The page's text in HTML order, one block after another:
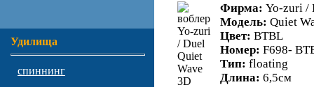
Удилища
спиннинг
Фирма: Yo-zuri /
Модель: Quiet
Цвет: BTBL
Номер: F698-
Тип: floating
Длина: 6,5см